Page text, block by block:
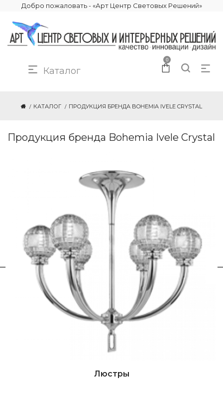
Добро пожаловать - «Арт Центр Световых Решений»
Каталог
0
КАТАЛОГ ПРОДУКЦИЯ БРЕНДА BOHEMIA IVELE CRYSTAL
Продукция бренда Bohemia Ivele Crystal
Люстры